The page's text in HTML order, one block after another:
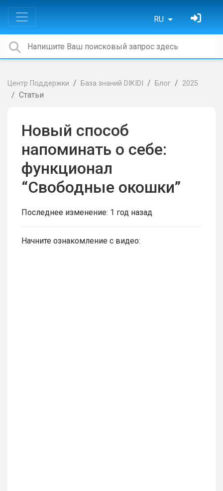
RU
Центр Поддержки База знаний DIKIDI Блог 2025
Статьи
Новый способ
напоминать о себе:
функционал
“Свободные окошки”
Последнее изменение: 1 год назад
Начните ознакомление с видео: